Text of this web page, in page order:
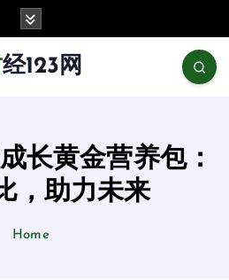
财经123网
长黄金营养包：
，助力未来
Home